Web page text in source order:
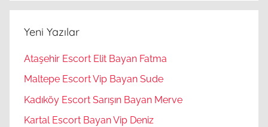
Yeni Yazılar
Ataşehir Escort Elit Bayan Fatma
Maltepe Escort Vip Bayan Sude
Kadıköy Escort Sarışın Bayan Merve
Kartal Escort Bayan Vip Deniz